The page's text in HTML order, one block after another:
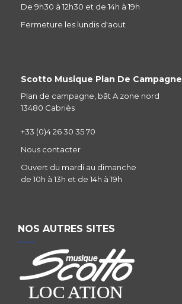
De 9h30 à 12h30 et de 14h à 19h
Fermeture les lundis d'aout
Scotto Musique Plan De Campagne
Plan de campagne, bât A zone nord
13480 Cabriès
+33 (0)4 26 30 35 70
Nous contacter
Ouvert du mardi au dimanche
de 10h à 13h et de 14h à 19h
NOS AUTRES SITES